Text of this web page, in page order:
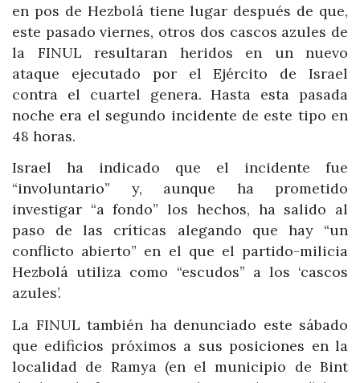
en pos de Hezbolá tiene lugar después de que,
este pasado viernes, otros dos cascos azules de
la FINUL resultaran heridos en un nuevo
ataque ejecutado por el Ejército de Israel
contra el cuartel genera. Hasta esta pasada
noche era el segundo incidente de este tipo en
48 horas.
Israel ha indicado que el incidente fue
“involuntario” y, aunque ha prometido
investigar “a fondo” los hechos, ha salido al
paso de las críticas alegando que hay “un
conflicto abierto” en el que el partido-milicia
Hezbolá utiliza como “escudos” a los ‘cascos
azules’.
La FINUL también ha denunciado este sábado
que edificios próximos a sus posiciones en la
localidad de Ramya (en el municipio de Bint